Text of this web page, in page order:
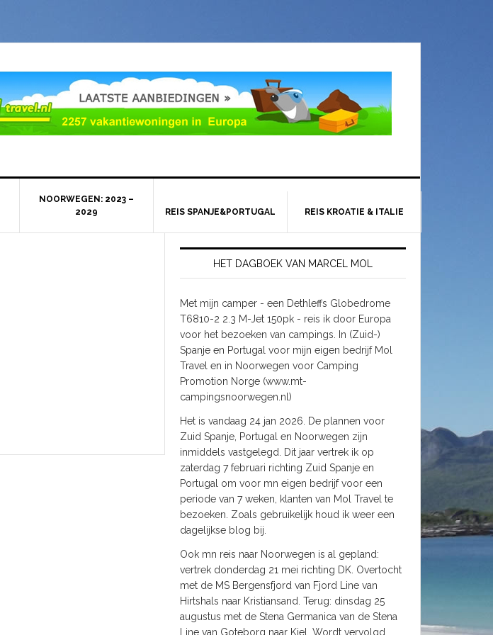
NOORWEGEN: 2023 –
2029
REIS SPANJE&PORTUGAL REIS KROATIE & ITALIE
HET DAGBOEK VAN MARCEL MOL
Met mijn camper - een Dethleffs Globedrome
T6810-2 2.3 M-Jet 150pk - reis ik door Europa
voor het bezoeken van campings. In (Zuid-)
Spanje en Portugal voor mijn eigen bedrijf Mol
Travel en in Noorwegen voor Camping
Promotion Norge (www.mt-
campingsnoorwegen.nl)
Het is vandaag 24 jan 2026. De plannen voor
Zuid Spanje, Portugal en Noorwegen zijn
inmiddels vastgelegd. Dit jaar vertrek ik op
zaterdag 7 februari richting Zuid Spanje en
Portugal om voor mn eigen bedrijf voor een
periode van 7 weken, klanten van Mol Travel te
bezoeken. Zoals gebruikelijk houd ik weer een
dagelijkse blog bij.
Ook mn reis naar Noorwegen is al gepland:
vertrek donderdag 21 mei richting DK. Overtocht
met de MS Bergensfjord van Fjord Line van
Hirtshals naar Kristiansand. Terug: dinsdag 25
augustus met de Stena Germanica van de Stena
Line van Goteborg naar Kiel. Wordt vervolgd.